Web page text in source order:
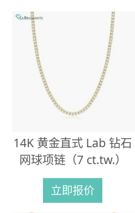
14K 黄金直式 Lab 钻石
网球项链（7 ct.tw.）
立即报价